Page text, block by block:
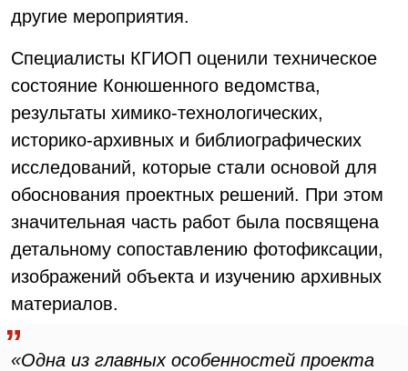
другие мероприятия.
Специалисты КГИОП оценили техническое
состояние Конюшенного ведомства,
результаты химико-технологических,
историко-архивных и библиографических
исследований, которые стали основой для
обоснования проектных решений. При этом
значительная часть работ была посвящена
детальному сопоставлению фотофиксации,
изображений объекта и изучению архивных
материалов.
«Одна из главных особенностей проекта